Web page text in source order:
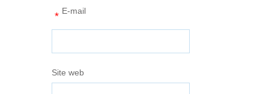
E-mail
*
Site web